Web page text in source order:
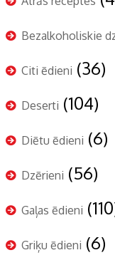
Bezalkoholiskie
Citi ēdieni (36)
Deserti (104)
Diētu ēdieni (6)
Dzērieni (56)
Gaļas ēdieni
Griķu ēdieni (6)